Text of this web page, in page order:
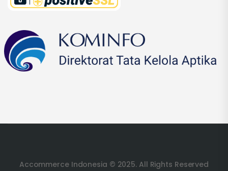
Accommerce Indonesia © 2025. All Rights Reserved